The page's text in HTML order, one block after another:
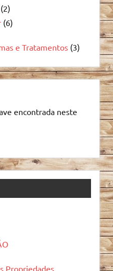
(2)
(6)
e Tratamentos (3)
encontrada neste
Propriedades